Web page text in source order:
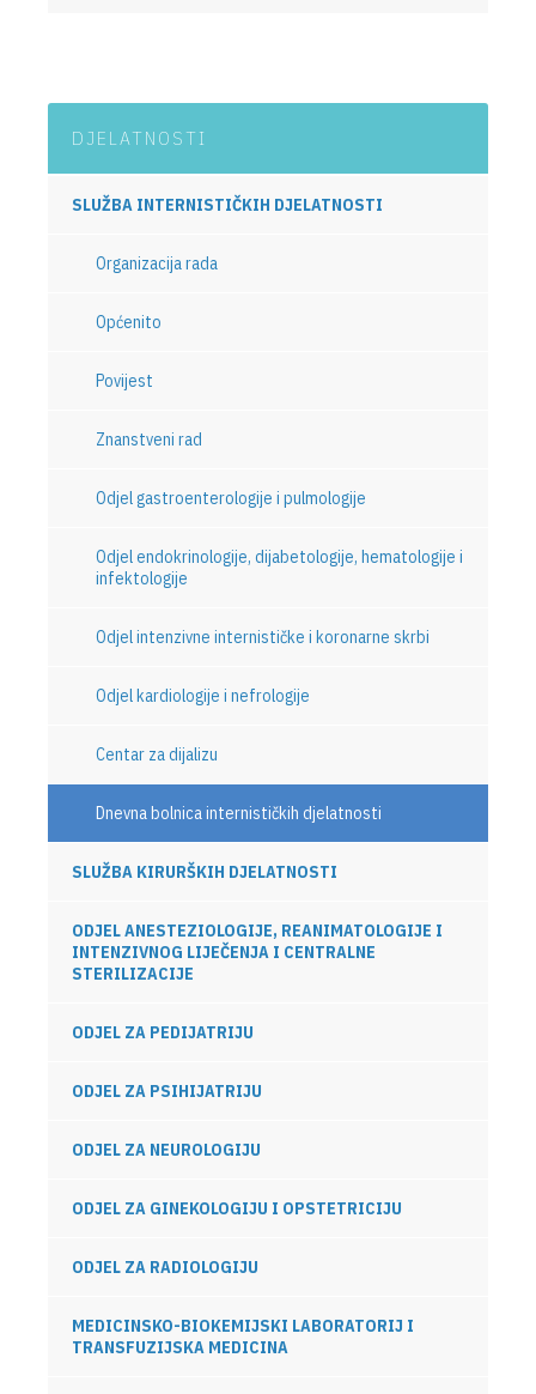
DJELATNOSTI
SLUŽBA INTERNISTIČKIH DJELATNOSTI
Organizacija rada
Općenito
Povijest
Znanstveni rad
Odjel gastroenterologije i pulmologije
Odjel endokrinologije, dijabetologije, hematologije i
infektologije
Odjel intenzivne internističke i koronarne skrbi
Odjel kardiologije i nefrologije
Centar za dijalizu
Dnevna bolnica internističkih djelatnosti
SLUŽBA KIRURŠKIH DJELATNOSTI
ODJEL ANESTEZIOLOGIJE, REANIMATOLOGIJE I
INTENZIVNOG LIJEČENJA I CENTRALNE
STERILIZACIJE
ODJEL ZA PEDIJATRIJU
ODJEL ZA PSIHIJATRIJU
ODJEL ZA NEUROLOGIJU
ODJEL ZA GINEKOLOGIJU I OPSTETRICIJU
ODJEL ZA RADIOLOGIJU
MEDICINSKO-BIOKEMIJSKI LABORATORIJ I
TRANSFUZIJSKA MEDICINA